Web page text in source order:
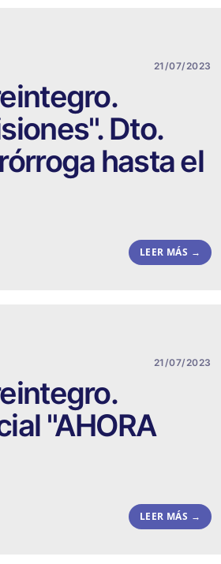
21/07/2023
Dto.
hasta el
LEER MÁS →
21/07/2023
"AHORA
LEER MÁS →